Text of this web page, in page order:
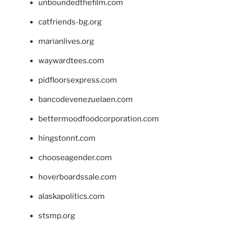
unboundedthefilm.com
catfriends-bg.org
marianlives.org
waywardtees.com
pidfloorsexpress.com
bancodevenezuelaen.com
bettermoodfoodcorporation.com
hingstonnt.com
chooseagender.com
hoverboardssale.com
alaskapolitics.com
stsmp.org